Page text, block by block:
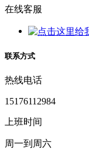
在线客服
联系方式
热线电话
15176112984
上班时间
周一到周六